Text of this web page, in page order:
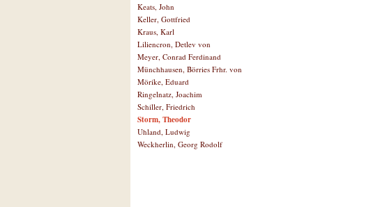
Keats, John
Keller, Gottfried
Kraus, Karl
Liliencron, Detlev von
Meyer, Conrad Ferdinand
Münchhausen, Börries Frhr. von
Mörike, Eduard
Ringelnatz, Joachim
Schiller, Friedrich
Storm, Theodor
Uhland, Ludwig
Weckherlin, Georg Rodolf